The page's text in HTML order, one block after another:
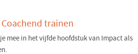
trainen
mee in het vijfde hoofdstuk van Impact als